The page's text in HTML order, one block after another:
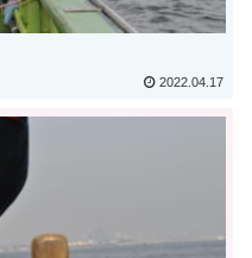
2022.04.17